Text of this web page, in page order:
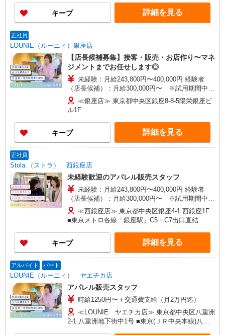
3万円まで交通費支給 ※試用期間（2〜3ヶ月）も
同条件 【手当】固定残業手当／資格手当／店舗職
制手当／住宅手当（実家外かつ賃貸の場合のみ別
当の種類はエリアにより異なります。詳細は面接
時にお尋ねください。 ＼入社３大特典キャンペー
ン実施中！／※詳細は備考欄にて
キープ 詳細を見る
正社員
LOUNIE（ルーニィ）銀座店
【店長候補募集】接客・販売・お店作り〜マネ
ジメントまでお任せします◎
未経験：月給243,800円〜400,000円 経験者
（店長候補）：月給300,000円〜 ※試用期間中は
270,000円〜 ★固定残業手当：30,800円（月給に
含む） ※経験・能力考慮 ※固定残業時間は1ヶ月
3万円まで交通費支給 ※試用期間（2〜3ヶ月）も
同条件 【手当】固定残業手当／資格手当／店舗職
制手当／住宅手当（実家外かつ賃貸の場合のみ別
当の種類はエリアにより異なります。詳細は面接
時にお尋ねください。
≪銀座店≫ 東京都中央区銀座8-8-5陽栄銀座ビ
ル1F
キープ 詳細を見る
正社員
Stola.（ストラ） 西銀座店
未経験歓迎のアパレル販売スタッフ
未経験：月給243,800円〜400,000円 経験者
（店長候補）：月給300,000円〜 ※試用期間中は
270,000円〜 ★固定残業手当：30,800円（月給に
含む） ※経験・能力考慮 ※固定残業時間は1ヶ月
あたり20時間、超過時は追加で残業手当支給 ※月
3万円まで交通費支給 ※試用期間（2〜3ヶ月）も
同条件 【手当】固定残業手当／資格手当／店舗職
制手当／住宅手当（実家外かつ賃貸の場合のみ別
当の種類はエリアにより異なります。詳細は面接
時にお尋ねください。 ＼入社３大特典キャンペー
ン実施中！／※詳細は備考欄にて
≪西銀座店≫ 東京都中央区銀座4-1 西銀座1F
■東京メトロ各線「銀座駅」C5・C7出口直結
キープ 詳細を見る
アルバイト パート
LOUNIE（ルーニィ） ヤエチカ店
アパレル販売スタッフ
時給1250円〜＋交通費支給（月2万円迄）
≪LOUNIE ヤエチカ店≫ 東京都中央区八重洲
2-1 八重洲地下街中1号 ■東京(ＪＲ中央本線)八重